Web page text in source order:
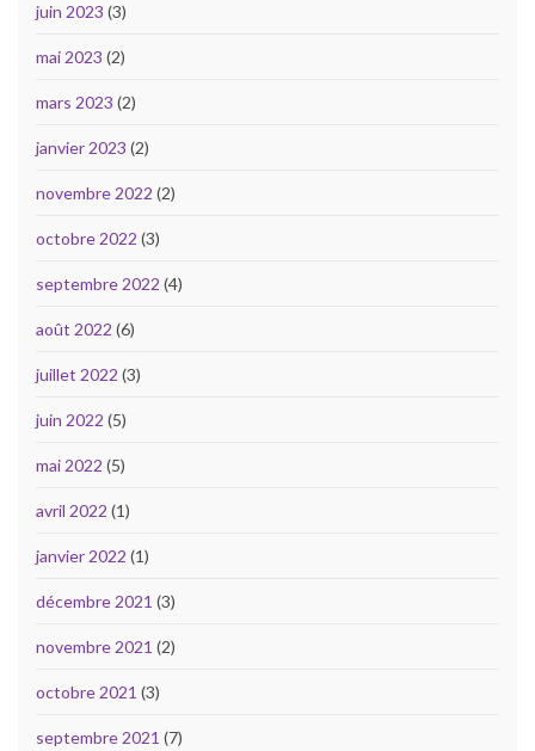
juin 2023 (3)
mai 2023 (2)
mars 2023 (2)
janvier 2023 (2)
novembre 2022 (2)
octobre 2022 (3)
septembre 2022 (4)
août 2022 (6)
juillet 2022 (3)
juin 2022 (5)
mai 2022 (5)
avril 2022 (1)
janvier 2022 (1)
décembre 2021 (3)
novembre 2021 (2)
octobre 2021 (3)
septembre 2021 (7)